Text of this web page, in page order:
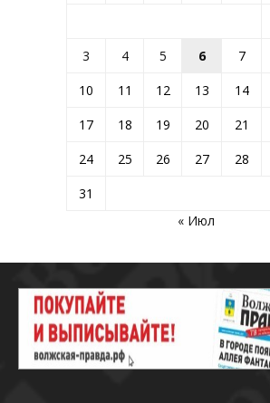
3
4 5 6 7
10
11 12 13 14
17
18 19 20 21
24
25 26 27 28
31
« Июл